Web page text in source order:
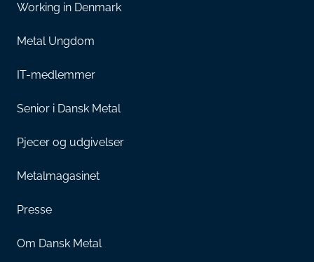
Working in Denmark
Metal Ungdom
IT-medlemmer
Senior i Dansk Metal
Pjecer og udgivelser
Metalmagasinet
Presse
Om Dansk Metal